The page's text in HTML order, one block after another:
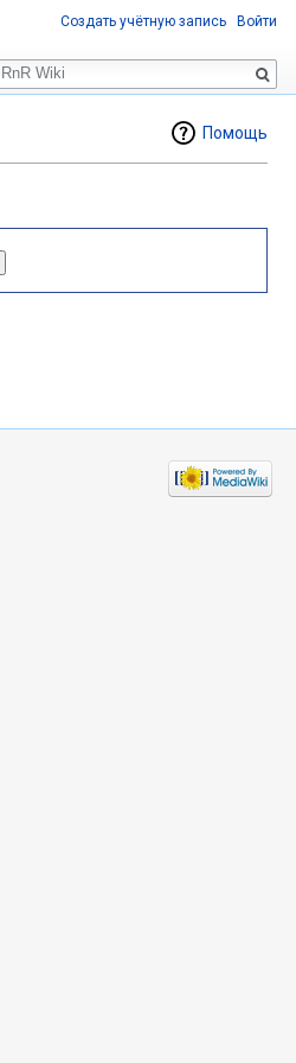
Помощь
Создать учётную запись Войти